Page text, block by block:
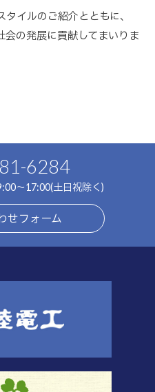
イルのご紹介とともに、
会の発展に貢献してまいりま
6284
～17:00(土日祝除く)
せフォーム